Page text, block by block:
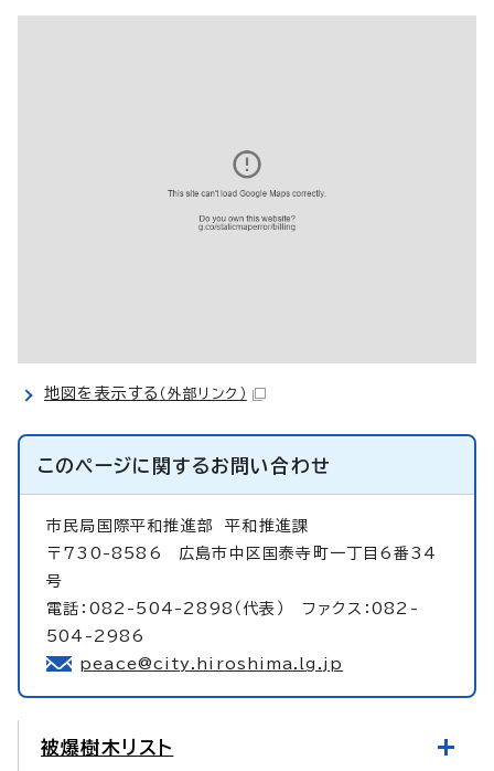
地図を表示する （外部リンク）
このページに関するお問い合わせ
市民局国際平和推進部平和推進課
〒730-8586 広島市中区国泰寺町一丁目6番34
号
電話：082-504-2898（代表） ファクス：082-
504-2986
peace@city.hiroshima.lg.jp
被爆樹木リスト